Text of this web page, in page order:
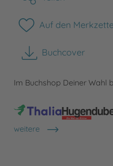
Auf den
Buchcover
herunterladen
Im Buchshop Deiner Wahl
weitere
Shops anzeigen